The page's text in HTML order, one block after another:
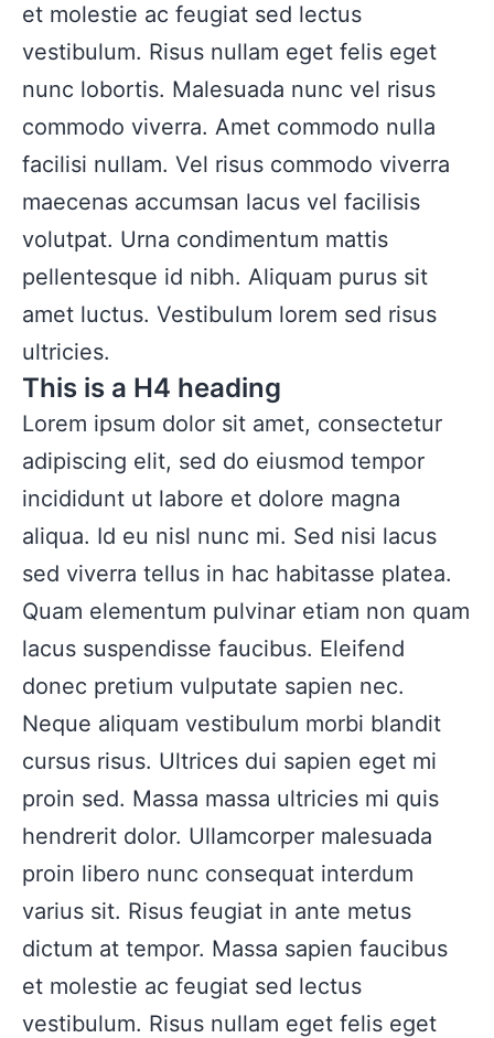
et molestie ac feugiat sed lectus
vestibulum. Risus nullam eget felis eget
nunc lobortis. Malesuada nunc vel risus
commodo viverra. Amet commodo nulla
facilisi nullam. Vel risus commodo viverra
maecenas accumsan lacus vel facilisis
volutpat. Urna condimentum mattis
pellentesque id nibh. Aliquam purus sit
amet luctus. Vestibulum lorem sed risus
ultricies.
This is a H4 heading
Lorem ipsum dolor sit amet, consectetur
adipiscing elit, sed do eiusmod tempor
incididunt ut labore et dolore magna
aliqua. Id eu nisl nunc mi. Sed nisi lacus
sed viverra tellus in hac habitasse platea.
Quam elementum pulvinar etiam non quam
lacus suspendisse faucibus. Eleifend
donec pretium vulputate sapien nec.
Neque aliquam vestibulum morbi blandit
cursus risus. Ultrices dui sapien eget mi
proin sed. Massa massa ultricies mi quis
hendrerit dolor. Ullamcorper malesuada
proin libero nunc consequat interdum
varius sit. Risus feugiat in ante metus
dictum at tempor. Massa sapien faucibus
et molestie ac feugiat sed lectus
vestibulum. Risus nullam eget felis eget